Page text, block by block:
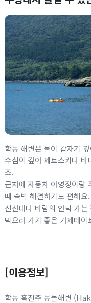
학동 해변은 물이 갑자기
수심이 깊어 제트스키나 바
죠.
근처에 자동차 야영장이랑
때 숙박 해결하기도 편해요.
신선대나 바람의 언덕 가
먹으러 가기 좋은 거제데이
[이용정보]
학동 흑진주 몽돌해변